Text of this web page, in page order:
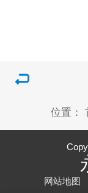
位置：
网站地图